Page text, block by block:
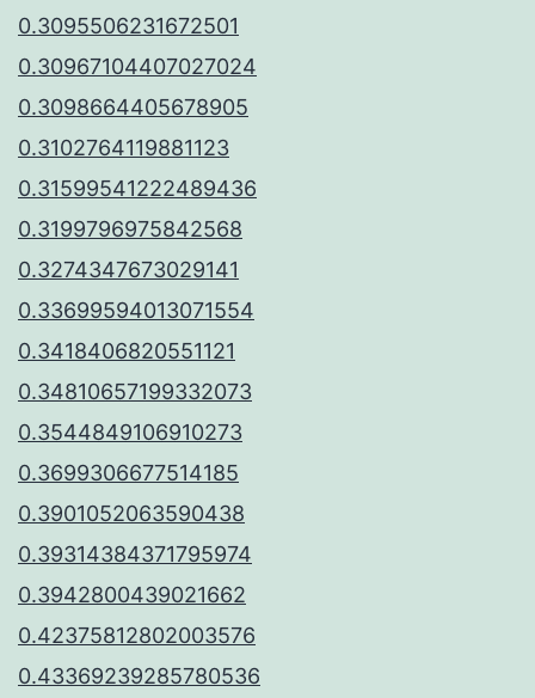
0.3095506231672501
0.30967104407027024
0.3098664405678905
0.3102764119881123
0.31599541222489436
0.3199796975842568
0.3274347673029141
0.33699594013071554
0.3418406820551121
0.34810657199332073
0.3544849106910273
0.3699306677514185
0.3901052063590438
0.39314384371795974
0.3942800439021662
0.42375812802003576
0.43369239285780536